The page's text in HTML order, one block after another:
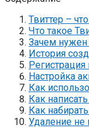
Твиттер –
Что такое
Зачем нужен
История
Регистрация
Настройка
Как
Как
Как
Удаление